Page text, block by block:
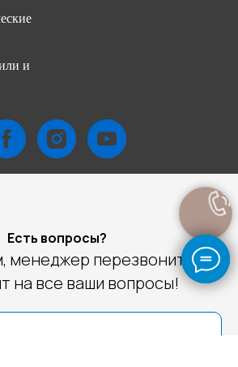
и
Есть вопросы?
менеджер перезвонит Вам
на все ваши вопросы!